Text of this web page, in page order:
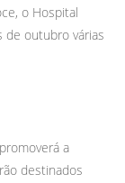
o Hospital
de outubro várias
a
destinados